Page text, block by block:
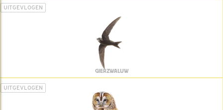
UITGEVLOGEN
GIERZWALUW
UITGEVLOGEN